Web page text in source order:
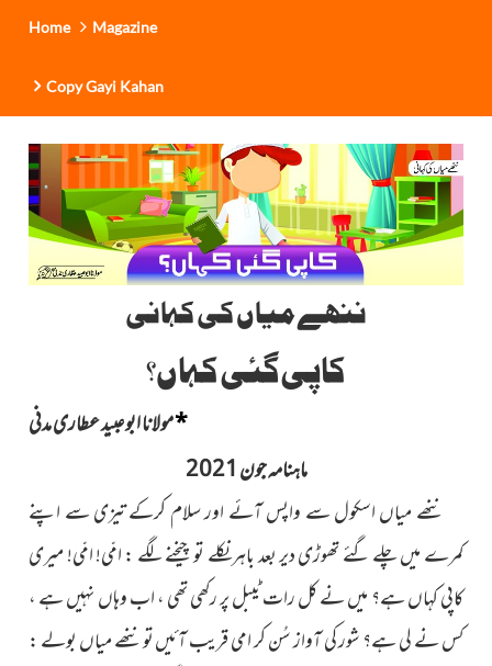
Home Magazine
Copy Gayi Kahan
ننھے میاں کی کہانی
کاپی گئی کہاں؟
*مولانا ابو عبید عطاری مدنی
ماہنامہ جون 2021
ننھے میاں اسکول سے واپس آئے اور سلام کرکے تیزی سے اپنے
کمرے میں چلے گئے تھوڑی دیر بعد باہر نکلے تو چیخنے لگے : امّی! امّی! میری
کاپی کہاں ہے؟ میں نے کل رات ٹیبل پر رکھی تھی ، اب وہاں نہیں ہے ،
کس نے لی ہے؟ شور کی آواز سُن کر امی قریب آئیں تو ننھے میاں بولے :